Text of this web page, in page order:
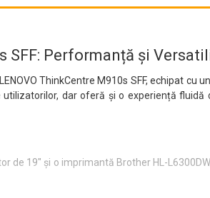
SFF: Performanță și
ThinkCentre M910s SFF, echipat
dar oferă și o experiență
de 19" și o imprimantă Brother HL-